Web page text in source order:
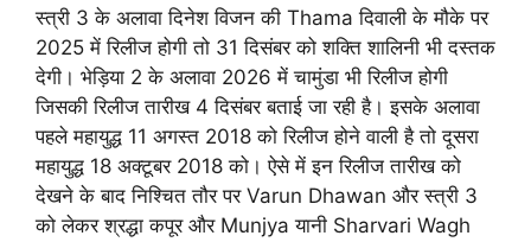
स्त्री 3 के अलावा दिनेश विजन की Thama दिवाली के मौके पर
2025 में रिलीज होगी तो 31 दिसंबर को शक्ति शालिनी भी दस्तक
देगी। भेड़िया 2 के अलावा 2026 में चामुंडा भी रिलीज होगी
जिसकी रिलीज तारीख 4 दिसंबर बताई जा रही है। इसके अलावा
पहले महायुद्ध 11 अगस्त 2018 को रिलीज होने वाली है तो दूसरा
महायुद्ध 18 अक्टूबर 2018 को। ऐसे में इन रिलीज तारीख को
देखने के बाद निश्चित तौर पर Varun Dhawan और स्त्री 3
को लेकर श्रद्धा कपूर और Munjya यानी Sharvari Wagh